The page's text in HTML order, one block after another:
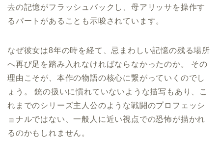
去の記憶がフラッシュバックし、母アリッサを操作す
るパートがあることも示唆されています。
なぜ彼女は8年の時を経て、忌まわしい記憶の残る場所
へ再び足を踏み入れなければならなかったのか。 その
理由こそが、本作の物語の核心に繋がっていくのでし
ょう。 銃の扱いに慣れていないような描写もあり、こ
れまでのシリーズ主人公のような戦闘のプロフェッシ
ョナルではない、一般人に近い視点での恐怖が描かれ
るのかもしれません。